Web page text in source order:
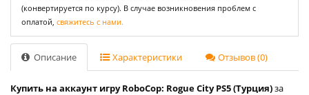
(конвертируется по курсу). В случае возникновения проблем с
оплатой, свяжитесь с нами.
Описание Характеристики Отзывов (0)
Купить на аккаунт игру RoboCop: Rogue City PS5 (Турция)за